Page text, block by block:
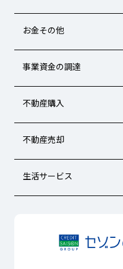
お金その他
事業資金の調達
不動産購入
不動産売却
生活サービス